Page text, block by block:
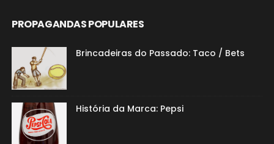
PROPAGANDAS POPULARES
Brincadeiras do Passado: Taco / Bets
História da Marca: Pepsi